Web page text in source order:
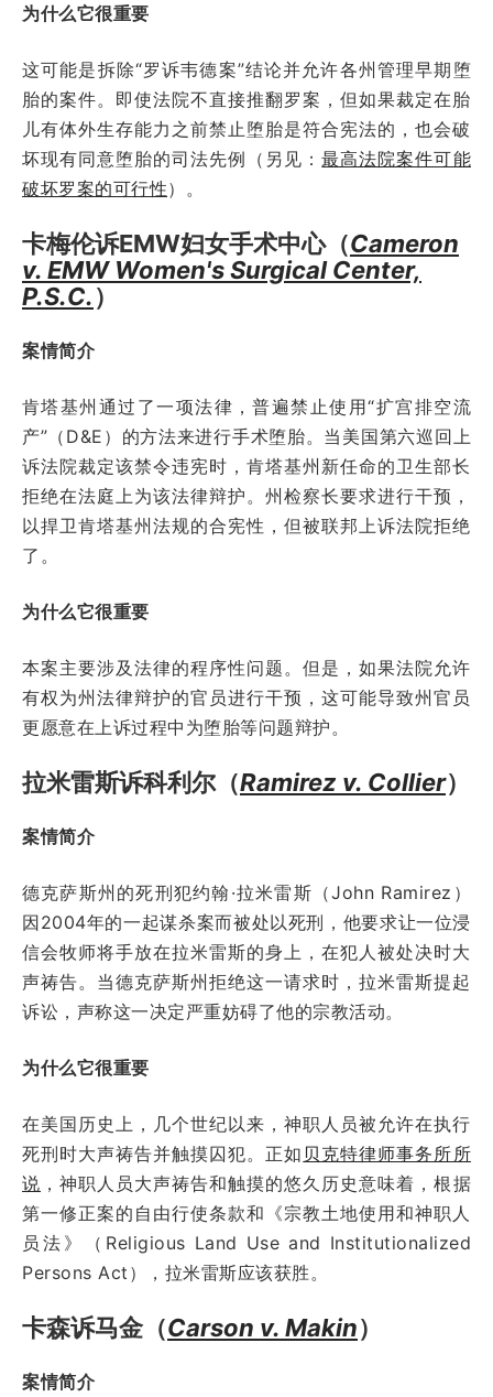
为什么它很重要
这可能是拆除“罗诉韦德案”结论并允许各州管理早期堕
胎的案件。即使法院不直接推翻罗案，但如果裁定在胎
儿有体外生存能力之前禁止堕胎是符合宪法的，也会破
坏现有同意堕胎的司法先例（另见：最高法院案件可能
破坏罗案的可行性）。
卡梅伦诉EMW妇女手术中心（Cameron
v. EMW Women's Surgical Center,
P.S.C.）
案情简介
肯塔基州通过了一项法律，普遍禁止使用“扩宫排空流
产”（D&E）的方法来进行手术堕胎。当美国第六巡回上
诉法院裁定该禁令违宪时，肯塔基州新任命的卫生部长
拒绝在法庭上为该法律辩护。州检察长要求进行干预，
以捍卫肯塔基州法规的合宪性，但被联邦上诉法院拒绝
了。
为什么它很重要
本案主要涉及法律的程序性问题。但是，如果法院允许
有权为州法律辩护的官员进行干预，这可能导致州官员
更愿意在上诉过程中为堕胎等问题辩护。
拉米雷斯诉科利尔（Ramirez v. Collier）
案情简介
德克萨斯州的死刑犯约翰·拉米雷斯（John Ramirez）
因2004年的一起谋杀案而被处以死刑，他要求让一位浸
信会牧师将手放在拉米雷斯的身上，在犯人被处决时大
声祷告。当德克萨斯州拒绝这一请求时，拉米雷斯提起
诉讼，声称这一决定严重妨碍了他的宗教活动。
为什么它很重要
在美国历史上，几个世纪以来，神职人员被允许在执行
死刑时大声祷告并触摸囚犯。正如 贝克特律师事务所所
说 ，神职人员大声祷告和触摸的悠久历史意味着，根据
第一修正案的自由行使条款和《宗教土地使用和神职人
员法》（Religious Land Use and Institutionalized
Persons Act），拉米雷斯应该获胜。
卡森诉马金（Carson v. Makin）
案情简介